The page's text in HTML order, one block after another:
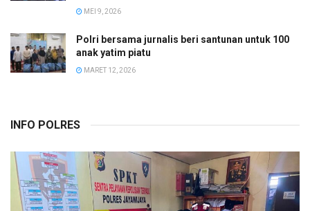
MEI 9, 2026
Polri bersama jurnalis beri santunan untuk 100
anak yatim piatu
MARET 12, 2026
INFO POLRES